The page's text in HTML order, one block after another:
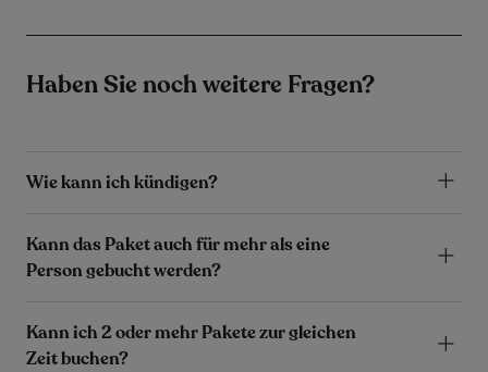
Haben Sie noch weitere Fragen?
Wie kann ich kündigen?
Kann das Paket auch für mehr als eine
Person gebucht werden?
Kann ich 2 oder mehr Pakete zur gleichen
Zeit buchen?